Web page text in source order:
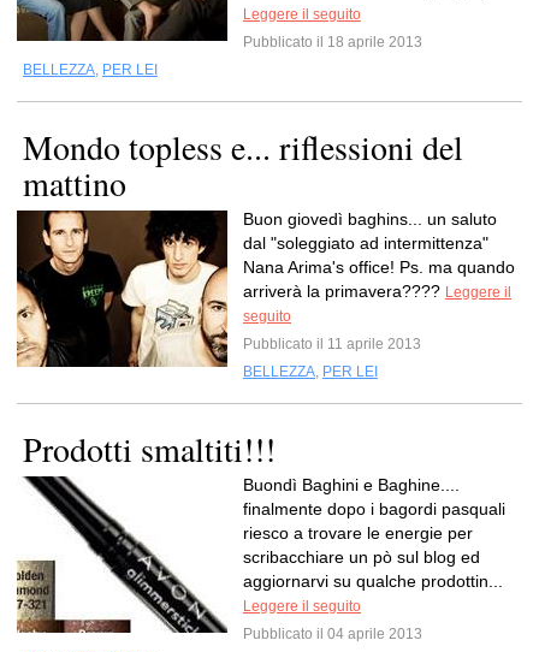
Leggere il seguito
Pubblicato il 18 aprile 2013
BELLEZZA, PER LEI
Mondo topless e... riflessioni del
mattino
Buon giovedì baghins... un saluto
dal "soleggiato ad intermittenza"
Nana Arima's office! Ps. ma quando
arriverà la primavera???? Leggere il
seguito
Pubblicato il 11 aprile 2013
BELLEZZA, PER LEI
Prodotti smaltiti!!!
Buondì Baghini e Baghine....
finalmente dopo i bagordi pasquali
riesco a trovare le energie per
scribacchiare un pò sul blog ed
aggiornarvi su qualche prodottin...
Leggere il seguito
Pubblicato il 04 aprile 2013